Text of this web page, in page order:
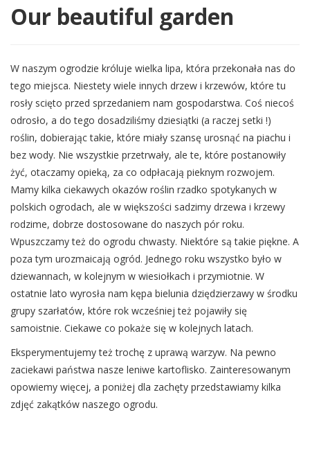
Our beautiful garden
W naszym ogrodzie króluje wielka lipa, która przekonała nas do
tego miejsca. Niestety wiele innych drzew i krzewów, które tu
rosły scięto przed sprzedaniem nam gospodarstwa. Coś niecoś
odrosło, a do tego dosadziliśmy dziesiątki (a raczej setki !)
roślin, dobierając takie, które miały szansę urosnąć na piachu i
bez wody. Nie wszystkie przetrwały, ale te, które postanowiły
żyć, otaczamy opieką, za co odpłacają pieknym rozwojem.
Mamy kilka ciekawych okazów roślin rzadko spotykanych w
polskich ogrodach, ale w większości sadzimy drzewa i krzewy
rodzime, dobrze dostosowane do naszych pór roku.
Wpuszczamy też do ogrodu chwasty. Niektóre są takie piękne. A
poza tym urozmaicają ogród. Jednego roku wszystko było w
dziewannach, w kolejnym w wiesiołkach i przymiotnie. W
ostatnie lato wyrosła nam kępa bielunia dziędzierzawy w środku
grupy szarłatów, które rok wcześniej też pojawiły się
samoistnie. Ciekawe co pokaże się w kolejnych latach.
Eksperymentujemy też trochę z uprawą warzyw. Na pewno
zaciekawi państwa nasze leniwe kartoflisko. Zainteresowanym
opowiemy więcej, a poniżej dla zachęty przedstawiamy kilka
zdjęć zakątków naszego ogrodu.